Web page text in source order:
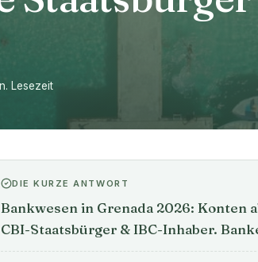
Lesezeit
DIE KURZE ANTWORT
Bankwesen in Grenada 2026: Konten
CBI-Staatsbürger & IBC-Inhaber.